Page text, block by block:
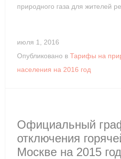
природного газа для жителей
июля 1, 2016
Опубликовано в Тарифы на
населения на 2016 год
Официальный
отключения
Москве на 2015